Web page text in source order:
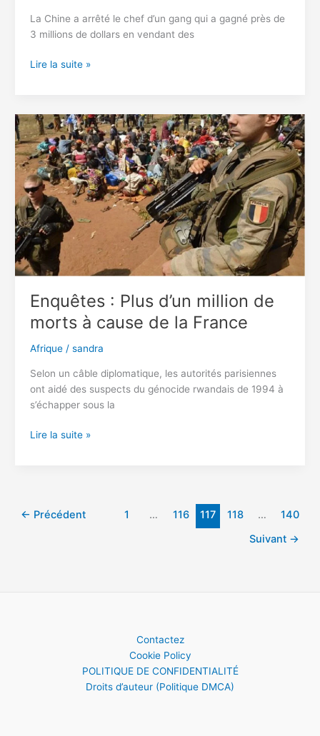
La Chine a arrêté le chef d’un gang qui a gagné près de
3 millions de dollars en vendant des
Un
vendu
de
l’eau
comme
vaccin
contre
le
COVID-
19
arrêté
Lire la suite »
Enquêtes : Plus d’un million de
morts à cause de la France
Afrique/ sandra
Selon un câble diplomatique, les autorités parisiennes
ont aidé des suspects du génocide rwandais de 1994 à
s’échapper sous la
Enquêtes
de
Lire la suite »
← Précédent 1 … 116 117 118 …
140
Suivant →
Contactez
Cookie Policy
POLITIQUE DE CONFIDENTIALITÉ
Droits d’auteur (Politique DMCA)